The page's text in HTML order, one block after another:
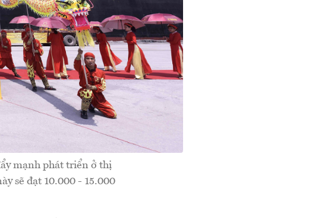
mạnh phát triển ở thị
sẽ đạt 10.000 - 15.000